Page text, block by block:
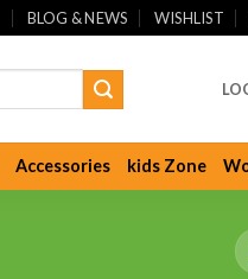
BLOG & NEWS WISHLIST
Accessories kids Zone